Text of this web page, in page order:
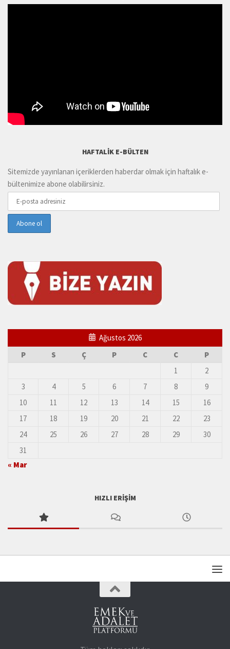
HAFTALIK E-BÜLTEN
Sitemizde yayınlanan içeriklerden haberdar olmak için haftalık e-
bültenimize abone olabilirsiniz.
Ağustos 2026
P
S Ç P C C
P
1
2
3
4 5 6 7 8
9
10
11 12 13 14 15
16
17
18 19 20 21 22
23
24
25 26 27 28 29
30
31
« Mar
HIZLI ERIŞIM